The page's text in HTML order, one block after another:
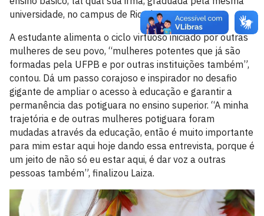
universidade, no campus de Rio Tinto.
A estudante alimenta o ciclo virtuoso iniciado por outras
mulheres de seu povo, “mulheres potentes que já são
formadas pela UFPB e por outras instituições também”,
contou. Dá um passo corajoso e inspirador no desafio
gigante de ampliar o acesso à educação e garantir a
permanência das potiguara no ensino superior. “A minha
trajetória e de outras mulheres potiguara foram
mudadas através da educação, então é muito importante
para mim estar aqui hoje dando essa entrevista, porque é
um jeito de não só eu estar aqui, é dar voz a outras
pessoas também”, finalizou Laiza.